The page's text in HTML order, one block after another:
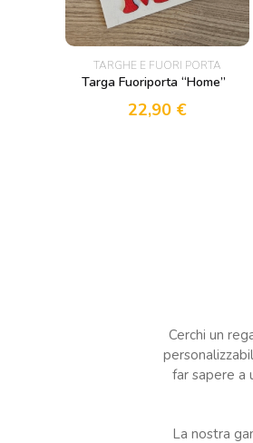
TARGHE E FUORI PORTA
Targa Fuoriporta “Home”
22,90 €
Cerchi un
far sapere a
La nostra